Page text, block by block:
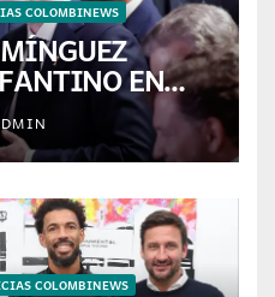
COLOMBINEWS
EN
DE LA
DEL
COLOMBINEWS